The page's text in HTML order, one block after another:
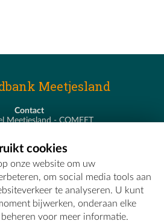
Meetjesland
Contact
Meetjesland - COMEET
T - 09 373 75 96
cookies
onze website om uw
om social media tools aan
te analyseren. U kunt
bijwerken, onderaan elke
voor meer informatie.